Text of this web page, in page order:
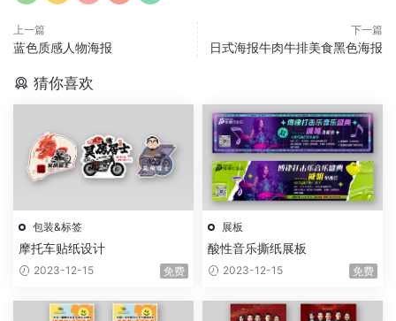
上一篇
蓝色质感人物海报
下一篇
日式海报牛肉牛排美食黑色海报
猜你喜欢
包装&标签
摩托车贴纸设计
2023-12-15 免费
展板
酸性音乐撕纸展板
2023-12-15 免费